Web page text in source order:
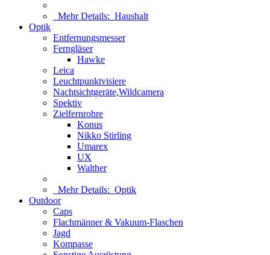
Mehr Details: Haushalt
Optik
Entfernungsmesser
Ferngläser
Hawke
Leica
Leuchtpunktvisiere
Nachtsichtgeräte,Wildcamera
Spektiv
Zielfernrohre
Konus
Nikko Stirling
Umarex
UX
Walther
Mehr Details: Optik
Outdoor
Caps
Flachmänner & Vakuum-Flaschen
Jagd
Kompasse